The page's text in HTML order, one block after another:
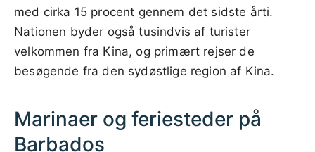
med cirka 15 procent gennem det sidste årti.
Nationen byder også tusindvis af turister
velkommen fra Kina, og primært rejser de
besøgende fra den sydøstlige region af Kina.
Marinaer og feriesteder på
Barbados